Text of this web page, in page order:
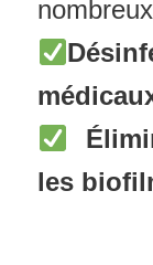
les